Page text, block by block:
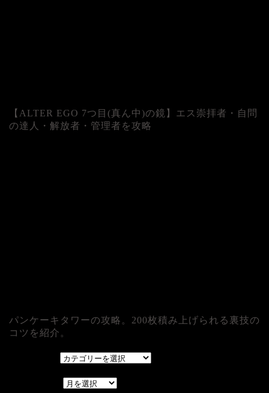
【ALTER EGO 7つ目(真ん中)の鏡】エス崇拝者・自問
の達人・解放者・管理者を攻略
パンケーキタワーの攻略。200枚積み上げられる裏技の
コツを紹介。